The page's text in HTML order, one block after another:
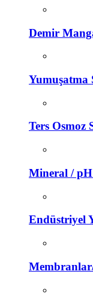
Demir
Yumuşatma
Ters Osmoz
Mineral / pH
Endüstriyel